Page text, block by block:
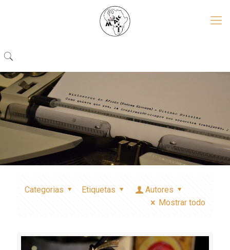
Categorias Etiquetas
Autores
Mostrar todo